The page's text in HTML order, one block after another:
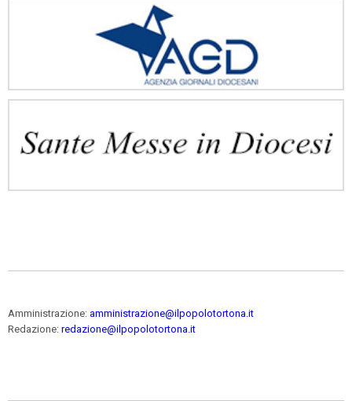
Amministrazione: amministrazione@ilpopolotortona.it
Redazione: redazione@ilpopolotortona.it